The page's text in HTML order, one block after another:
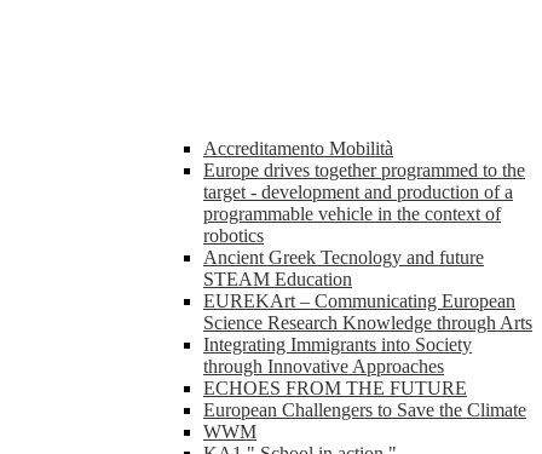
Accreditamento Mobilità
Europe drives together programmed to the
target - development and production of a
programmable vehicle in the context of
robotics
Ancient Greek Tecnology and future
STEAM Education
EUREKArt – Communicating European
Science Research Knowledge through Arts
Integrating Immigrants into Society
through Innovative Approaches
ECHOES FROM THE FUTURE
European Challengers to Save the Climate
WWM